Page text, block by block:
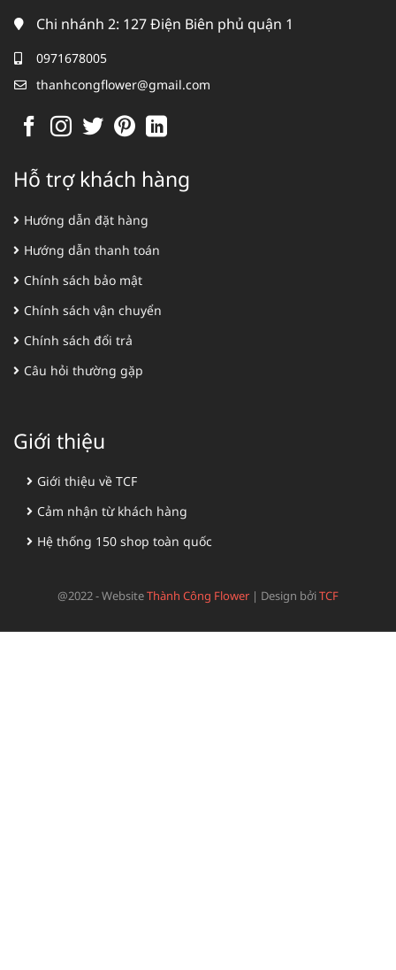
Chi nhánh 2: 127 Điện Biên phủ quận 1
0971678005
thanhcongflower@gmail.com
Hỗ trợ khách hàng
Hướng dẫn đặt hàng
Hướng dẫn thanh toán
Chính sách bảo mật
Chính sách vận chuyển
Chính sách đổi trả
Câu hỏi thường gặp
Giới thiệu
Giới thiệu về TCF
Cảm nhận từ khách hàng
Hệ thống 150 shop toàn quốc
@2022 - WebsiteThành Công Flower | Design bởiTCF